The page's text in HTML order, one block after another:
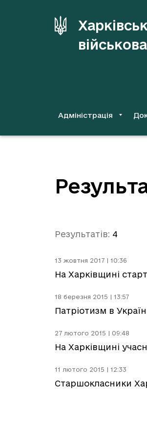
Адміністрація
Результатів: 4
13 жовтня 2017 | 10:36
На Харківщині
18 березня 2015 | 13:57
Патріотизм в
27 лютого 2015 | 09:48
На Харківщині
11 лютого 2015 | 12:33
Старшокласники